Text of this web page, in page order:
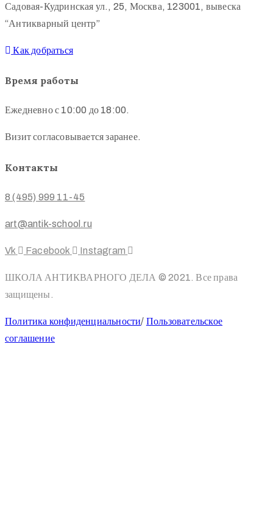
Садовая-Кудринская ул., 25, Москва, 123001, вывеска
“Антикварный центр”
Как добраться
Время работы
Ежедневно с 10:00 до 18:00.
Визит согласовывается заранее.
Контакты
8 (495) 999 11-45
art@antik-school.ru
Vk Facebook Instagram
ШКОЛА АНТИКВАРНОГО ДЕЛА © 2021. Все права
защищены.
Политика конфиденциальности/ Пользовательское
соглашение